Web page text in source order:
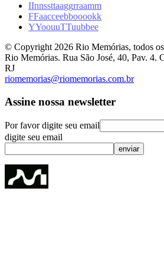
IInnssttaaggrraamm
FFaacceebbooookk
YYoouuTTuubbee
© Copyright 2026 Rio Memórias, todos
Rio Memórias. Rua São José, 40, Pav. 4.
RJ
riomemorias@riomemorias.com.br
Assine nossa newsletter
Por favor digite seu email
digite seu email
enviar